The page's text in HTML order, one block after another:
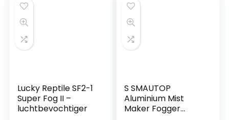
Blauw Licht
Desinfectie
Spuitpistool (Kleur:
Standaard)
Lucky Reptile SF2-1
Super Fog II –
luchtbevochtiger
S SMAUTOP
Aluminium Mist
Maker Fogger